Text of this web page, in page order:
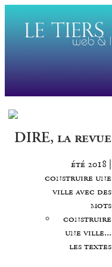
DIRE, la revue
été 2018 |
construire une
ville avec des
mots
construire
une ville...
les textes